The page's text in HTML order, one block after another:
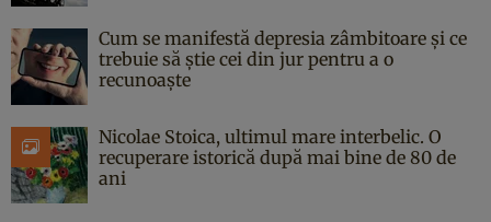
Cum se manifestă depresia zâmbitoare și ce
trebuie să știe cei din jur pentru a o
recunoaște
Nicolae Stoica, ultimul mare interbelic. O
recuperare istorică după mai bine de 80 de
ani